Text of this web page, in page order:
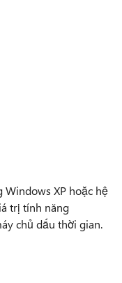
XP hoặc hệ
trị tính năng
chủ dấu thời gian.